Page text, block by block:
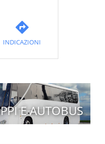
INDICAZIONI
E AUTOBUS